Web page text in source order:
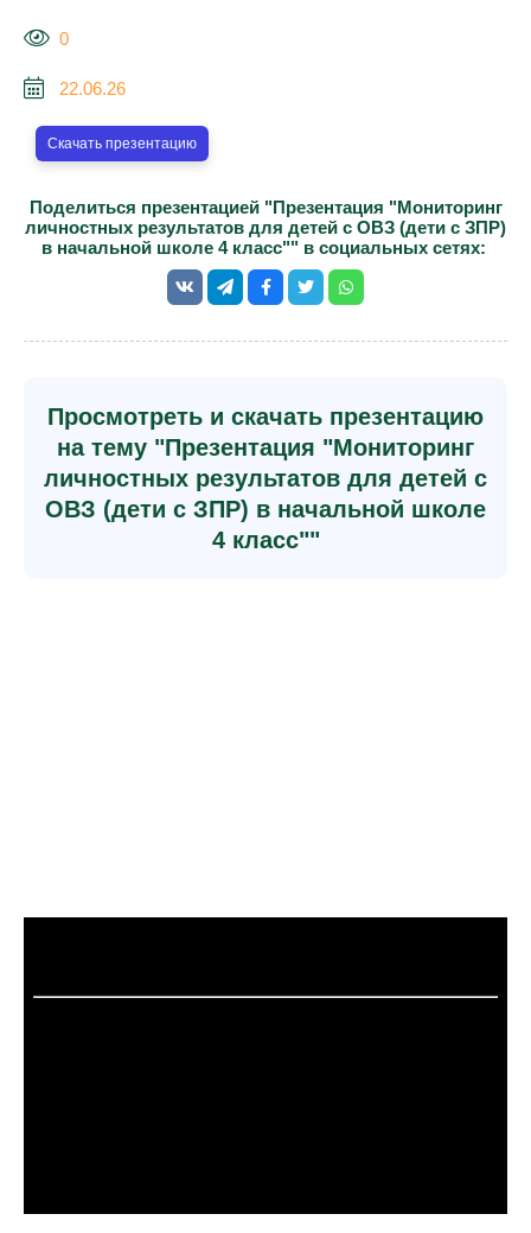
0
22.06.26
Скачать презентацию
Поделиться презентацией "Презентация "Мониторинг
личностных результатов для детей с ОВЗ (дети с ЗПР)
в начальной школе 4 класс"" в социальных сетях:
Просмотреть и скачать презентацию
на тему "Презентация "Мониторинг
личностных результатов для детей с
ОВЗ (дети с ЗПР) в начальной школе
4 класс""